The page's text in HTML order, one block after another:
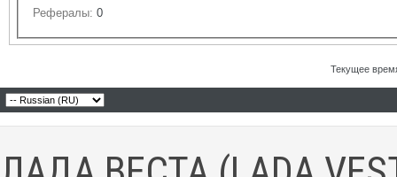
Рефералы: 0
Текущее